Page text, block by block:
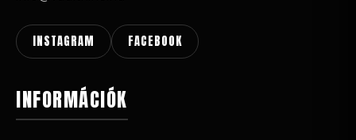
INSTAGRAM FACEBOOK
INFORMÁCIÓK